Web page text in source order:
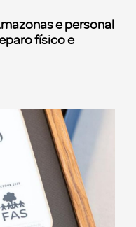
e personal
físico e